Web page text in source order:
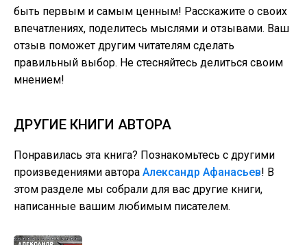
быть первым и самым ценным! Расскажите о своих
впечатлениях, поделитесь мыслями и отзывами. Ваш
отзыв поможет другим читателям сделать
правильный выбор. Не стесняйтесь делиться своим
мнением!
ДРУГИЕ КНИГИ АВТОРА
Понравилась эта книга? Познакомьтесь с другими
произведениями автора Александр Афанасьев! В
этом разделе мы собрали для вас другие книги,
написанные вашим любимым писателем.